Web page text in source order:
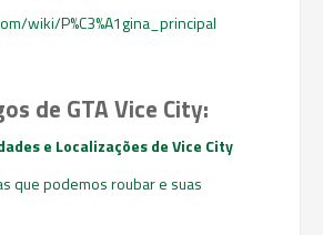
wiki/P%C3%A1gina_principal
de GTA Vice City:
e Localizações de Vice City
que podemos roubar e suas